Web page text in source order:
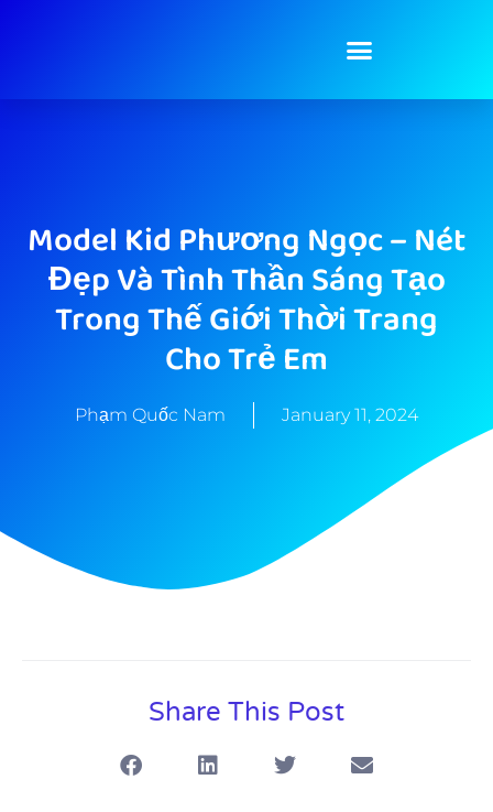
Model Kid Phương Ngọc – Nét
Đẹp Và Tình Thần Sáng Tạo
Trong Thế Giới Thời Trang
Cho Trẻ Em
Phạm Quốc Nam January 11, 2024
Share This Post